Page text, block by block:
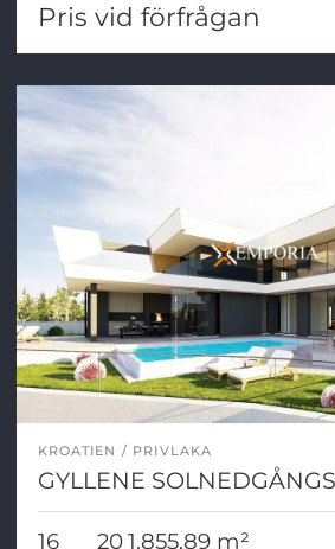
Pris vid förfrågan
KROATIEN PRIVLAKA
GYLLENE
16 201.855,89 m²